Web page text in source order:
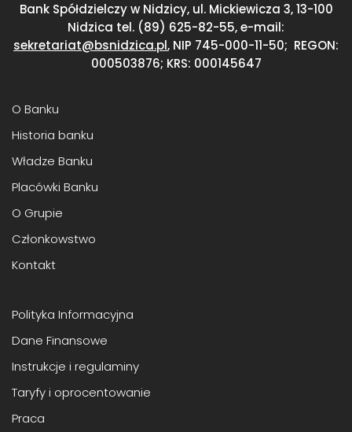
Bank Spółdzielczy w Nidzicy, ul. Mickiewicza 3,13-100
Nidzica tel. (89) 625-82-55, e-mail:
sekretariat@bsnidzica.pl, NIP 745-000-11-50; REGON:
000503876; KRS: 000145647
O Banku
Historia banku
Władze Banku
Placówki Banku
O Grupie
Członkowstwo
Kontakt
Polityka Informacyjna
Dane Finansowe
Instrukcje i regulaminy
Taryfy i oprocentowanie
Praca